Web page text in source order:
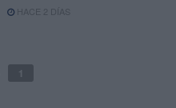
HACE 2 DÍAS
1